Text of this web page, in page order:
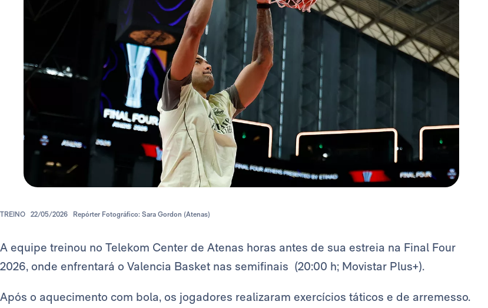
TREINO 22/05/2026 Repórter Fotográfico: Sara Gordon (Atenas)
A equipe treinou no Telekom Center de Atenas horas antes de sua estreia na Final Four
2026, onde enfrentará o Valencia Basket nas semifinais (20:00 h; Movistar Plus+).
Após o aquecimento com bola, os jogadores realizaram exercícios táticos e de arremesso.